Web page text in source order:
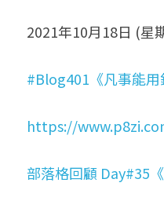
2021年10月18日 (星
#Blog401《凡事能用
https://
部落格回顧 Day#35